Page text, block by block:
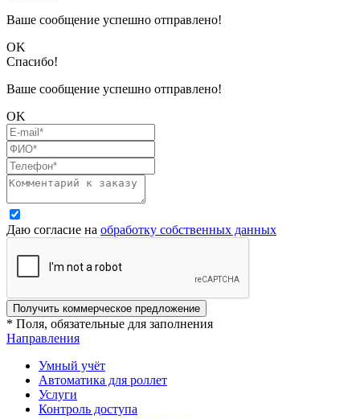
Ваше сообщение успешно отправлено!
OK
Спасибо!
Ваше сообщение успешно отправлено!
OK
Даю согласие на обработку собственных данных
Получить коммерческое предложение
* Поля, обязательные для заполнения
Направления
Умный учёт
Автоматика для роллет
Услуги
Контроль доступа